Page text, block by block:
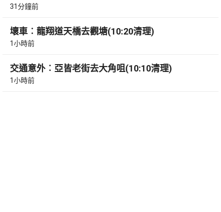
31分鐘前
壞車︰龍翔道天橋去觀塘(10:20清理)
1小時前
交通意外︰亞皆老街去大角咀(10:10清理)
1小時前